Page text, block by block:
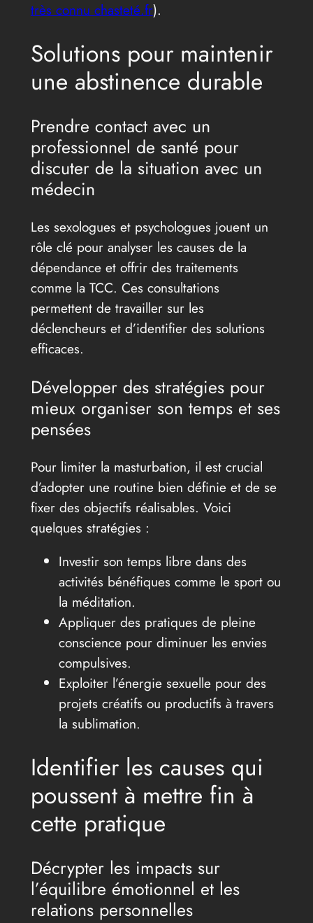
très connu chasteté.fr).
Solutions pour maintenir
une abstinence durable
Prendre contact avec un
professionnel de santé pour
discuter de la situation avec un
médecin
Les sexologues et psychologues jouent un
rôle clé pour analyser les causes de la
dépendance et offrir des traitements
comme la TCC. Ces consultations
permettent de travailler sur les
déclencheurs et d’identifier des solutions
efficaces.
Développer des stratégies pour
mieux organiser son temps et ses
pensées
Pour limiter la masturbation, il est crucial
d’adopter une routine bien définie et de se
fixer des objectifs réalisables. Voici
quelques stratégies :
Investir son temps libre dans des
activités bénéfiques comme le sport ou
la méditation.
Appliquer des pratiques de pleine
conscience pour diminuer les envies
compulsives.
Exploiter l’énergie sexuelle pour des
projets créatifs ou productifs à travers
la sublimation.
Identifier les causes qui
poussent à mettre fin à
cette pratique
Décrypter les impacts sur
l’équilibre émotionnel et les
relations personnelles